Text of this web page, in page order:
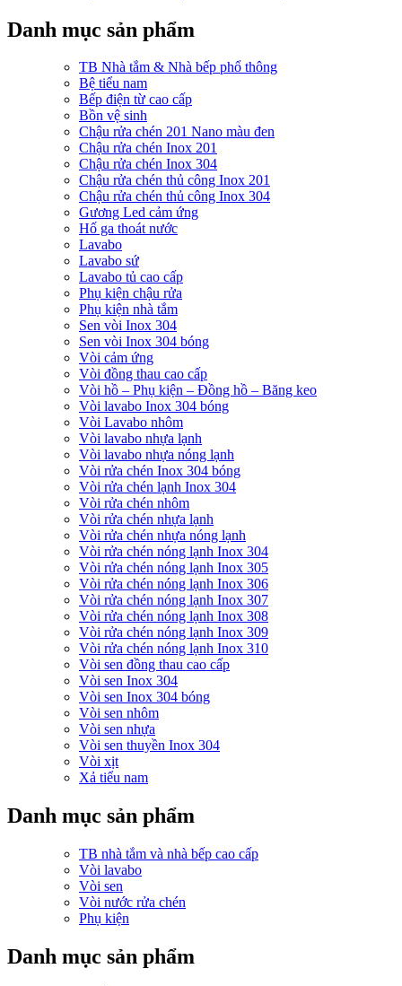
Danh mục sản phẩm
TB Nhà tắm & Nhà bếp phổ thông
Bệ tiểu nam
Bếp điện từ cao cấp
Bồn vệ sinh
Chậu rửa chén 201 Nano màu đen
Chậu rửa chén Inox 201
Chậu rửa chén Inox 304
Chậu rửa chén thủ công Inox 201
Chậu rửa chén thủ công Inox 304
Gương Led cảm ứng
Hố ga thoát nước
Lavabo
Lavabo sứ
Lavabo tủ cao cấp
Phụ kiện chậu rửa
Phụ kiện nhà tắm
Sen vòi Inox 304
Sen vòi Inox 304 bóng
Vòi cảm ứng
Vòi đồng thau cao cấp
Vòi hồ – Phụ kiện – Đồng hồ – Băng keo
Vòi lavabo Inox 304 bóng
Vòi Lavabo nhôm
Vòi lavabo nhựa lạnh
Vòi lavabo nhựa nóng lạnh
Vòi rửa chén Inox 304 bóng
Vòi rửa chén lạnh Inox 304
Vòi rửa chén nhôm
Vòi rửa chén nhựa lạnh
Vòi rửa chén nhựa nóng lạnh
Vòi rửa chén nóng lạnh Inox 304
Vòi rửa chén nóng lạnh Inox 305
Vòi rửa chén nóng lạnh Inox 306
Vòi rửa chén nóng lạnh Inox 307
Vòi rửa chén nóng lạnh Inox 308
Vòi rửa chén nóng lạnh Inox 309
Vòi rửa chén nóng lạnh Inox 310
Vòi sen đồng thau cao cấp
Vòi sen Inox 304
Vòi sen Inox 304 bóng
Vòi sen nhôm
Vòi sen nhựa
Vòi sen thuyền Inox 304
Vòi xịt
Xả tiểu nam
Danh mục sản phẩm
TB nhà tắm và nhà bếp cao cấp
Vòi lavabo
Vòi sen
Vòi nước rửa chén
Phụ kiện
Danh mục sản phẩm